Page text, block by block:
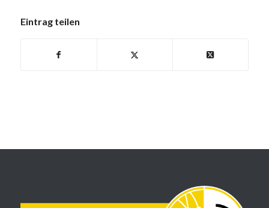
Eintrag teilen